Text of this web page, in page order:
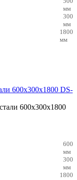
мм
300
мм
1800
мм
600х300х1800 DS-
600
мм
300
мм
1800